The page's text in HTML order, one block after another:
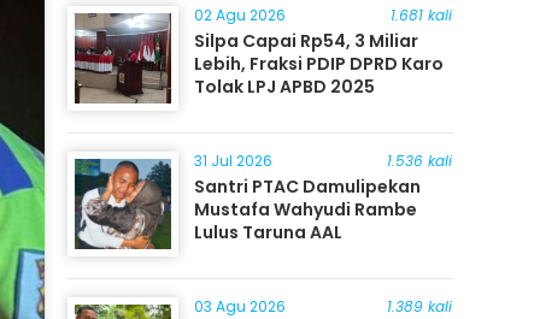
02 Agu 2026 1.681 kali
Silpa Capai Rp54, 3 Miliar
Lebih, Fraksi PDIP DPRD Karo
Tolak LPJ APBD 2025
31 Jul 2026 1.536 kali
Santri PTAC Damulipekan
Mustafa Wahyudi Rambe
Lulus Taruna AAL
03 Agu 2026 1.389 kali